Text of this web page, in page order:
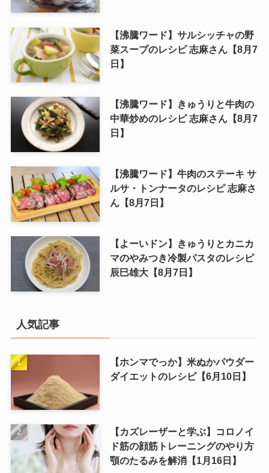
【沸騰ワード】サルシッチャの野
菜スープのレシピ 志麻さん【8月7
日】
【沸騰ワード】きゅうりと牛肉の
中華炒めのレシピ 志麻さん【8月7
日】
【沸騰ワード】牛肉のステーキ サ
ルサ・トンナータのレシピ 志麻さ
ん【8月7日】
【よーいドン】きゅうりとカニカ
マのやみつき冷製パスタのレシピ
辰巳雄大【8月7日】
人気記事
【ホンマでっか】米ぬかパウダー
ダイエットのレシピ【6月10日】
【カズレーザーと学ぶ】コロノイ
ド筋の顔筋トレーニングのやり方
顎のたるみを解消【1月16日】